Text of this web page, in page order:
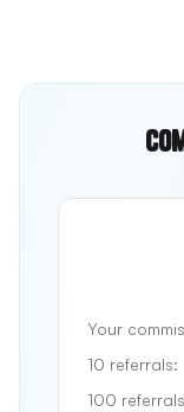
Your
10 referrals:
100